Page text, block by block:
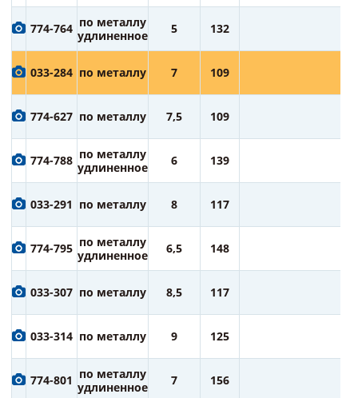
774-764 по металлу
удлиненное
5 132
033-284 по металлу 7 109
774-627 по металлу 7,5 109
774-788 по металлу
удлиненное
6 139
033-291 по металлу 8 117
774-795 по металлу
удлиненное
6,5 148
033-307 по металлу 8,5 117
033-314 по металлу 9 125
774-801 по металлу
удлиненное
7 156